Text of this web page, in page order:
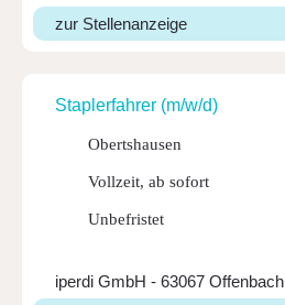
zur Stellenanzeige
Stap­ler­fahrer (m/w/d)
Obertshausen
Vollzeit, ab sofort
Unbefristet
iperdi GmbH - 63067 Offenbach